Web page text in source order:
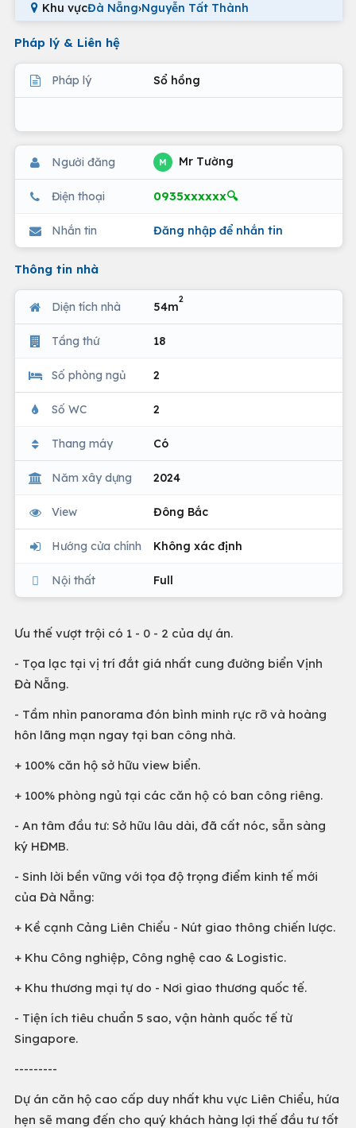
Khu vựcĐà Nẵng›Nguyễn Tất Thành
Pháp lý & Liên hệ
Pháp lý Sổ hồng
Người đăng M Mr Tường
Điện thoại 0935xxxxxx🔍
Nhắn tin Đăng nhập để nhắn tin
Thông tin nhà
Diện tích nhà 54m
2
Tầng thứ 18
Số phòng ngủ 2
Số WC 2
Thang máy Có
Năm xây dựng 2024
View Đông Bắc
Hướng cửa chính Không xác định
Nội thất Full
Ưu thế vượt trội có 1 - 0 - 2 của dự án.
- Tọa lạc tại vị trí đắt giá nhất cung đường biển Vịnh
Đà Nẵng.
- Tầm nhìn panorama đón bình minh rực rỡ và hoàng
hôn lãng mạn ngay tại ban công nhà.
+ 100% căn hộ sở hữu view biển.
+ 100% phòng ngủ tại các căn hộ có ban công riêng.
- An tâm đầu tư: Sở hữu lâu dài, đã cất nóc, sẵn sàng
ký HĐMB.
- Sinh lời bền vững với tọa độ trọng điểm kinh tế mới
của Đà Nẵng:
+ Kề cạnh Cảng Liên Chiểu - Nút giao thông chiến lược.
+ Khu Công nghiệp, Công nghệ cao & Logistic.
+ Khu thương mại tự do - Nơi giao thương quốc tế.
- Tiện ích tiêu chuẩn 5 sao, vận hành quốc tế từ
Singapore.
---------
Dự án căn hộ cao cấp duy nhất khu vực Liên Chiểu, hứa
hẹn sẽ mang đến cho quý khách hàng lợi thế đầu tư tốt